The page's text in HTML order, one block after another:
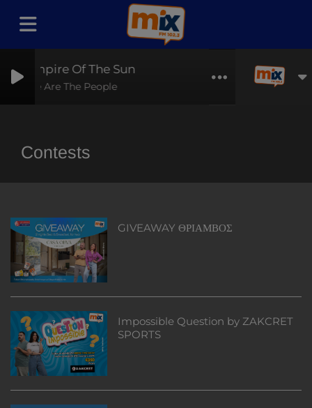
Empire Of The Sun
We Are The People
Contests
GIVEAWAY ΘΡΙΑΜΒΟΣ
Impossible Question by ZAKCRET
SPORTS